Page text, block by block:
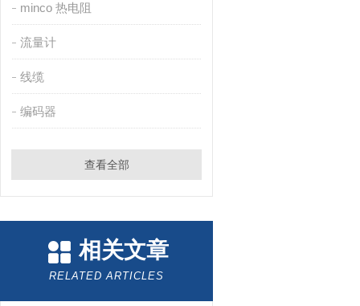
minco 热电阻
流量计
线缆
编码器
查看全部
相关文章
RELATED ARTICLES